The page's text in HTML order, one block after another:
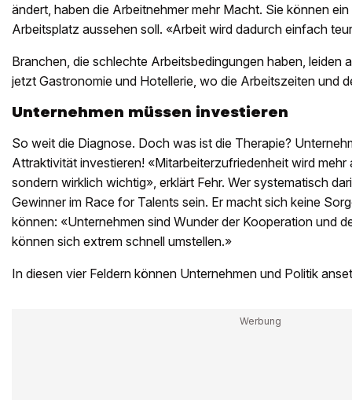
ändert, haben die Arbeitnehmer mehr Macht. Sie können
Arbeitsplatz aussehen soll. «Arbeit wird dadurch einfach
Branchen, die schlechte Arbeitsbedingungen haben, leiden
jetzt Gastronomie und Hotellerie, wo die Arbeitszeiten und
Unternehmen müssen investieren
So weit die Diagnose. Doch was ist die Therapie?
Attraktivität investieren! «Mitarbeiterzufriedenheit wird mehr
sondern wirklich wichtig», erklärt Fehr. Wer systematisch
Gewinner im Race for Talents sein. Er macht sich keine
können: «Unternehmen sind Wunder der Kooperation und
können sich extrem schnell umstellen.»
In diesen vier Feldern können Unternehmen und Politik